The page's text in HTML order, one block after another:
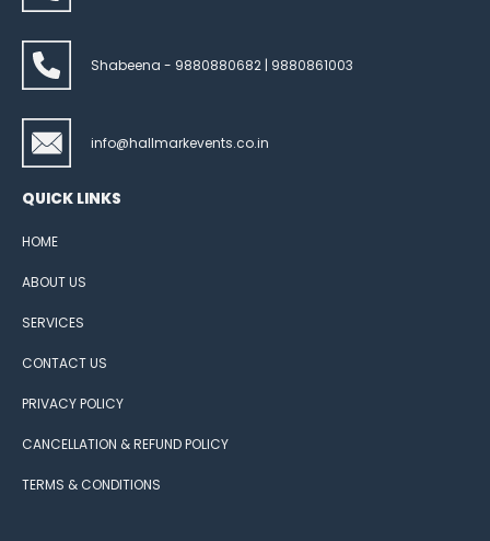
Shabeena - 9880880682 | 9880861003
info@hallmarkevents.co.in
QUICK LINKS
HOME
ABOUT US
SERVICES
CONTACT US
PRIVACY POLICY
CANCELLATION & REFUND POLICY
TERMS & CONDITIONS